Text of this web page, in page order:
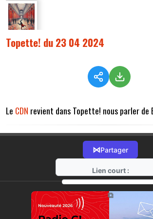
Topette! du 23 04 2024
Le CDN revient dans Topette! nous parler de
⋈Partager
Lien court :
https://radio-g.fr?14571
⧉